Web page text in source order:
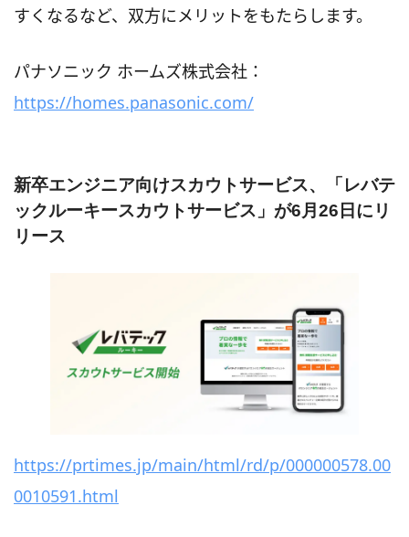
すくなるなど、双方にメリットをもたらします。
パナソニック ホームズ株式会社：
https://homes.panasonic.com/
新卒エンジニア向けスカウトサービス、「レバテ
ックルーキースカウトサービス」が6月26日にリ
リース
https://prtimes.jp/main/html/rd/p/000000578.00
0010591.html